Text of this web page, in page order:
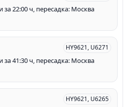
за 22:00 ч, пересадка: Москва
HY9621, U6271
за 41:30 ч, пересадка: Москва
HY9621, U6265